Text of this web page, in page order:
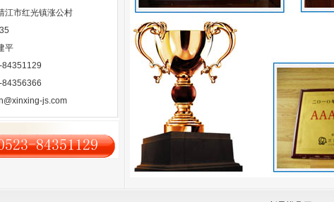
江市红光镇涨公村
平
84351129
84356366
js.com